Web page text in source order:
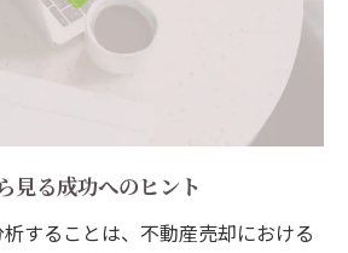
見る成功へのヒント
することは、不動産売却における